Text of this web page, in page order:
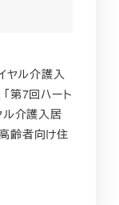
ヤル介護入
第7回ハート
ル介護入居
齢者向け住